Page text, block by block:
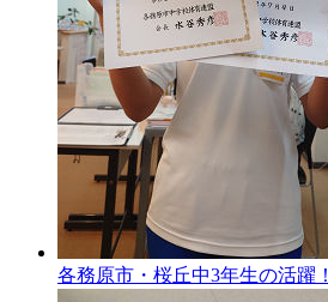
各務原市・桜丘中3年生の活躍！